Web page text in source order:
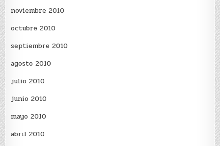
noviembre 2010
octubre 2010
septiembre 2010
agosto 2010
julio 2010
junio 2010
mayo 2010
abril 2010